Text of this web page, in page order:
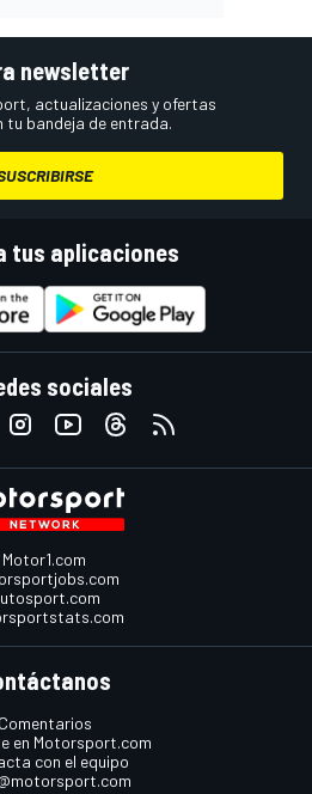
newsletter
actualizaciones y ofertas
tu bandeja de entrada.
tus aplicaciones
sociales
Motor1.com
Comentarios
en Motorsport.com
con el equipo